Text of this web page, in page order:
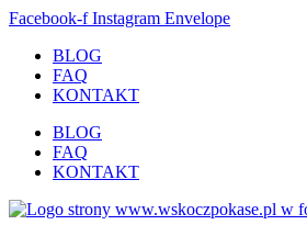
Facebook-f Instagram Envelope
BLOG
FAQ
KONTAKT
BLOG
FAQ
KONTAKT